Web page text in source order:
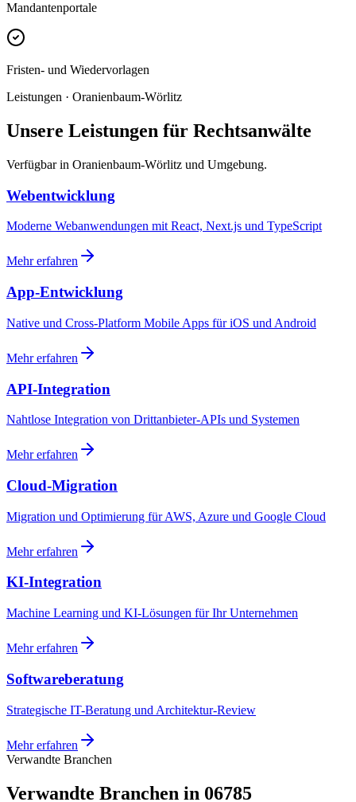
Mandantenportale
Fristen- und Wiedervorlagen
Leistungen · Oranienbaum-Wörlitz
Unsere Leistungen für Rechtsanwälte
Verfügbar in Oranienbaum-Wörlitz und Umgebung.
Webentwicklung
Moderne Webanwendungen mit React, Next.js und TypeScript
Mehr erfahren
App-Entwicklung
Native und Cross-Platform Mobile Apps für iOS und Android
Mehr erfahren
API-Integration
Nahtlose Integration von Drittanbieter-APIs und Systemen
Mehr erfahren
Cloud-Migration
Migration und Optimierung für AWS, Azure und Google Cloud
Mehr erfahren
KI-Integration
Machine Learning und KI-Lösungen für Ihr Unternehmen
Mehr erfahren
Softwareberatung
Strategische IT-Beratung und Architektur-Review
Mehr erfahren
Verwandte Branchen
Verwandte Branchen in 06785